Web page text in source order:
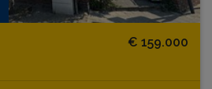
€ 159.000